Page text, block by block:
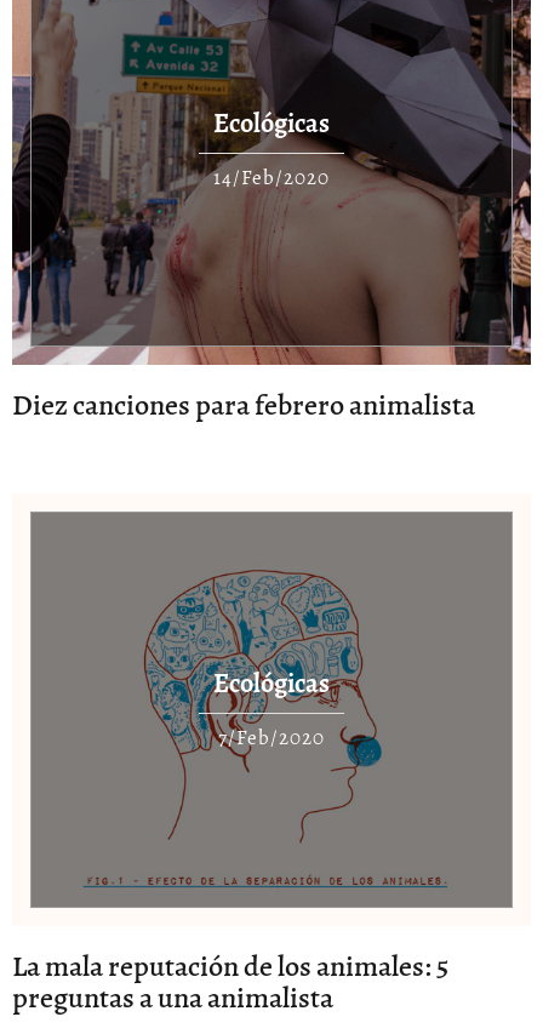
Ecológicas
14/Feb/2020
Diez canciones para febrero animalista
Ecológicas
7/Feb/2020
La mala reputación de los animales: 5
preguntas a una animalista